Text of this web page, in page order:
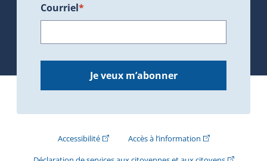
Courriel*
Je veux m’abonner
Accessibilité(Cet hyperlien externe s'ouvrira dans une
Accès à l’information(Cet hyperlien